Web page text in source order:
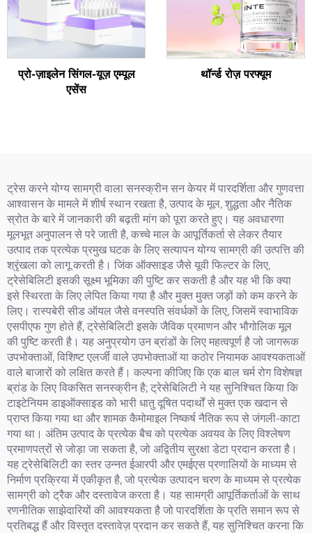
प्रो-ज़ाइलेन सिंगल-यूज़ एम्पूल
एसेंस
थॉर्न्ड रोज़ परफ्यूम
ट्रेस करने योग्य सामग्री वाला सनस्क्रीन सन केयर में पारदर्शिता और गुणवत्ता
आश्वासन के मामले में शीर्ष स्थान रखता है, उत्पाद के मूल, शुद्धता और नैतिक
स्रोत के बारे में जानकारी की बढ़ती मांग को पूरा करते हुए। यह अवधारणा
मूलभूत अनुपालन से परे जाती है, कच्चे माल के आपूर्तिकर्ता से लेकर तैयार
उत्पाद तक प्रत्येक प्रमुख घटक के लिए सत्यापन योग्य सामग्री की उत्पत्ति की
श्रृंखला को लागू करती है। जिंक ऑक्साइड जैसे यूवी फिल्टर के लिए,
ट्रेसेबिलिटी इसकी सूक्ष्म भूमिका की पुष्टि कर सकती है और यह भी कि क्या
इसे स्थिरता के लिए लेपित किया गया है और मुक्त मुक्त जड़ों को कम करने के
लिए। रास्पबेरी सीड ऑयल जैसे वनस्पति संवर्धकों के लिए, जिसमें स्वाभाविक
एसपीएफ गुण होते हैं, ट्रेसेबिलिटी इसके जैविक प्रमाणन और भौगोलिक मूल
की पुष्टि करती है। यह अनुप्रयोग उन ब्रांडों के लिए महत्वपूर्ण है जो जागरूक
उपभोक्ताओं, विशिष्ट एलर्जी वाले उपभोक्ताओं या कठोर नियामक आवश्यकताओं
वाले बाजारों को लक्षित करते हैं। कल्पना कीजिए कि एक बाल चर्म रोग विशेषज्ञ
ब्रांड के लिए विकसित सनस्क्रीन है; ट्रेसेबिलिटी ने यह सुनिश्चित किया कि
टाइटेनियम डाइऑक्साइड को भारी धातु दूषित पदार्थों से मुक्त एक खदान से
प्राप्त किया गया था और शामक कैमोमाइल निष्कर्ष नैतिक रूप से जंगली-काटा
गया था। अंतिम उत्पाद के प्रत्येक बैच को प्रत्येक अवयव के लिए विश्लेषण
प्रमाणपत्रों से जोड़ा जा सकता है, जो अद्वितीय सुरक्षा डेटा प्रदान करता है।
यह ट्रेसेबिलिटी का स्तर उन्नत ईआरपी और एमईएस प्रणालियों के माध्यम से
निर्माण प्रक्रिया में एकीकृत है, जो प्रत्येक उत्पादन चरण के माध्यम से प्रत्येक
सामग्री को ट्रैक और दस्तावेज करता है। यह सामग्री आपूर्तिकर्ताओं के साथ
रणनीतिक साझेदारियों की आवश्यकता है जो पारदर्शिता के प्रति समान रूप से
प्रतिबद्ध हैं और विस्तृत दस्तावेज़ प्रदान कर सकते हैं, यह सुनिश्चित करना कि